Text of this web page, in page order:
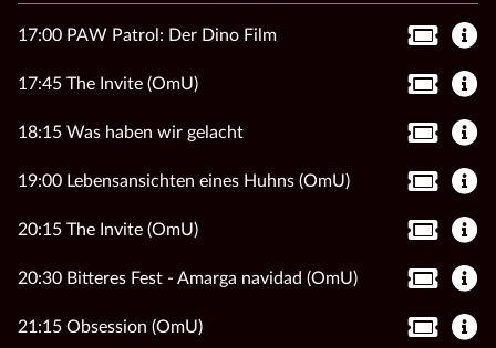
17:00 PAW Patrol: Der Dino Film
17:45 The Invite (OmU)
18:15 Was haben wir gelacht
19:00 Lebensansichten eines Huhns (OmU)
20:15 The Invite (OmU)
20:30 Bitteres Fest - Amarga navidad (OmU)
21:15 Obsession (OmU)